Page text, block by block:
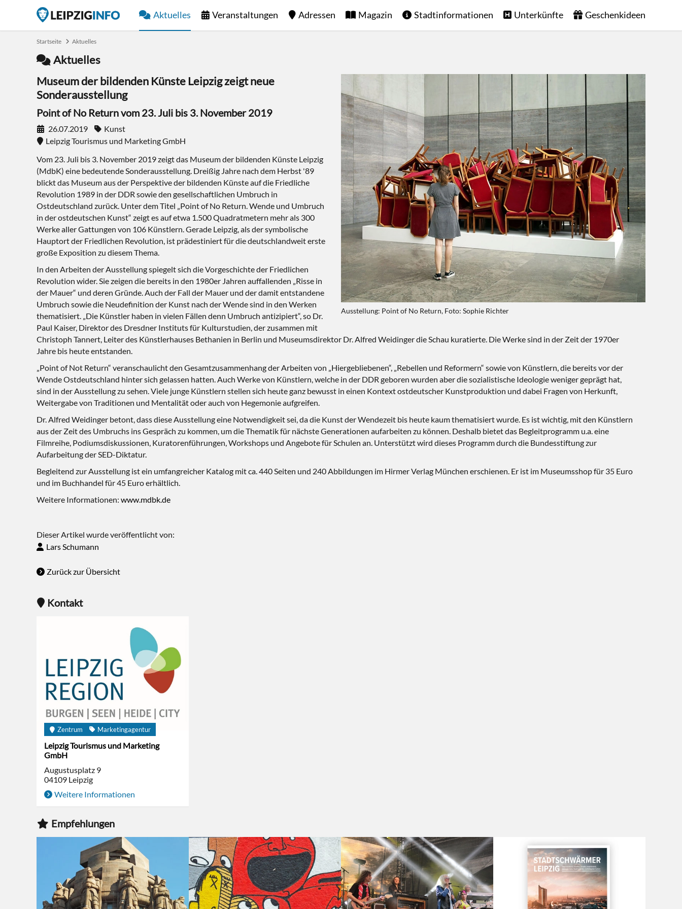
Aktuelles Veranstaltungen Adressen Magazin Stadtinformationen Unterkünfte Geschenkideen
Startseite Aktuelles
Aktuelles
Ausstellung: Point of No Return, Foto: Sophie Richter
Museum der bildenden Künste Leipzig zeigt neue
Sonderausstellung
Point of No Return vom 23. Juli bis 3. November 2019
26.07.2019
Kunst
Leipzig Tourismus und Marketing GmbH
Vom 23. Juli bis 3. November 2019 zeigt das Museum der bildenden Künste Leipzig
(MdbK) eine bedeutende Sonderausstellung. Dreißig Jahre nach dem Herbst '89
blickt das Museum aus der Perspektive der bildenden Künste auf die Friedliche
Revolution 1989 in der DDR sowie den gesellschaftlichen Umbruch in
Ostdeutschland zurück. Unter dem Titel „Point of No Return. Wende und Umbruch
in der ostdeutschen Kunst“ zeigt es auf etwa 1.500 Quadratmetern mehr als 300
Werke aller Gattungen von 106 Künstlern. Gerade Leipzig, als der symbolische
Hauptort der Friedlichen Revolution, ist prädestiniert für die deutschlandweit erste
große Exposition zu diesem Thema.
In den Arbeiten der Ausstellung spiegelt sich die Vorgeschichte der Friedlichen
Revolution wider. Sie zeigen die bereits in den 1980er Jahren auffallenden „Risse in
der Mauer“ und deren Gründe. Auch der Fall der Mauer und der damit entstandene
Umbruch sowie die Neudefinition der Kunst nach der Wende sind in den Werken
thematisiert. „Die Künstler haben in vielen Fällen denn Umbruch antizipiert“, so Dr.
Paul Kaiser, Direktor des Dresdner Instituts für Kulturstudien, der zusammen mit
Christoph Tannert, Leiter des Künstlerhauses Bethanien in Berlin und Museumsdirektor Dr. Alfred Weidinger die Schau kuratierte. Die Werke sind in der Zeit der 1970er
Jahre bis heute entstanden.
„Point of Not Return“ veranschaulicht den Gesamtzusammenhang der Arbeiten von „Hiergebliebenen“, „Rebellen und Reformern“ sowie von Künstlern, die bereits vor der
Wende Ostdeutschland hinter sich gelassen hatten. Auch Werke von Künstlern, welche in der DDR geboren wurden aber die sozialistische Ideologie weniger geprägt hat,
sind in der Ausstellung zu sehen. Viele junge Künstlern stellen sich heute ganz bewusst in einen Kontext ostdeutscher Kunstproduktion und dabei Fragen von Herkunft,
Weitergabe von Traditionen und Mentalität oder auch von Hegemonie aufgreifen.
Dr. Alfred Weidinger betont, dass diese Ausstellung eine Notwendigkeit sei, da die Kunst der Wendezeit bis heute kaum thematisiert wurde. Es ist wichtig, mit den Künstlern
aus der Zeit des Umbruchs ins Gespräch zu kommen, um die Thematik für nächste Generationen aufarbeiten zu können. Deshalb bietet das Begleitprogramm u.a. eine
Filmreihe, Podiumsdiskussionen, Kuratorenführungen, Workshops und Angebote für Schulen an. Unterstützt wird dieses Programm durch die Bundesstiftung zur
Aufarbeitung der SED-Diktatur.
Begleitend zur Ausstellung ist ein umfangreicher Katalog mit ca. 440 Seiten und 240 Abbildungen im Hirmer Verlag München erschienen. Er ist im Museumsshop für 35 Euro
und im Buchhandel für 45 Euro erhältlich.
Weitere Informationen: www.mdbk.de
Dieser Artikel wurde veröffentlicht von:
Lars Schumann
Zurück zur Übersicht
Kontakt
Zentrum Marketingagentur
Leipzig Tourismus und Marketing
GmbH
Augustusplatz 9
04109 Leipzig
Weitere Informationen
Empfehlungen